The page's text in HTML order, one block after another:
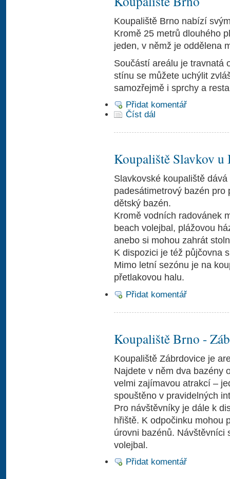
Koupaliště Brno nabízí
Kromě 25 metrů dlouhého
jeden, v němž je oddělena
Součástí areálu je travnatá
stínu se můžete uchýlit
samozřejmě i sprchy a
Přidat komentář
Číst dál
Koupaliště Slavkov u
Slavkovské koupaliště
padesátimetrový bazén
dětský bazén.
Kromě vodních radovánek
beach volejbal, plážovou
anebo si mohou zahrát
K dispozici je též půjčovna
Mimo letní sezónu je na
přetlakovou halu.
Přidat komentář
Koupaliště Brno -
Koupaliště Zábrdovice je
Najdete v něm dva bazény
velmi zajímavou atrakcí –
spouštěno v pravidelných
Pro návštěvníky je dále k
hřiště. K odpočinku mohou
úrovni bazénů. Návštěvníci
volejbal.
Přidat komentář